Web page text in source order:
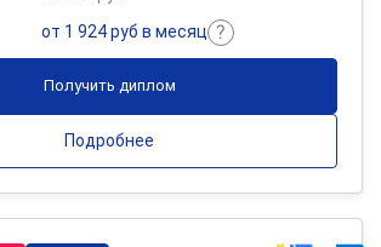
от 1 924 руб в месяц
Получить диплом
Подробнее